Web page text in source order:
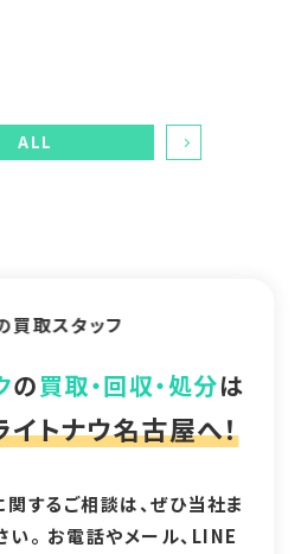
ALL
の買取・回収・処分は
トナウ名古屋へ！
するご相談は、ぜひ当社ま
。 お電話やメール、LINE